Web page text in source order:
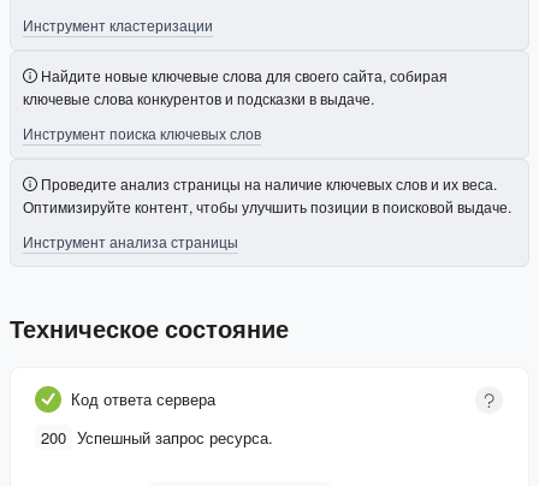
Инструмент кластеризации
Найдите новые ключевые слова для своего сайта, собирая
ключевые слова конкурентов и подсказки в выдаче.
Инструмент поиска ключевых слов
Проведите анализ страницы на наличие ключевых слов и их веса.
Оптимизируйте контент, чтобы улучшить позиции в поисковой выдаче.
Инструмент анализа страницы
Техническое состояние
Код ответа сервера
200 Успешный запрос ресурса.